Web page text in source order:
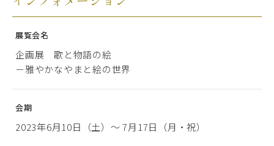
展覧会名
企画展 歌と物語の絵
－雅やかなやまと絵の世界
会期
2023年6月10日（土）～ 7月17日（月・祝）